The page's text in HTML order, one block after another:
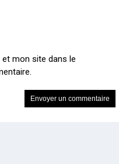
mon site dans le